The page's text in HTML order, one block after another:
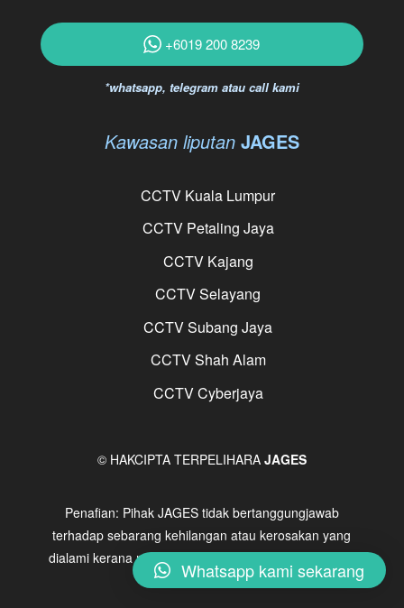
+6019 200 8239
*whatsapp, telegram atau call kami
Kawasan liputan JAGES
CCTV Kuala Lumpur
CCTV Petaling Jaya
CCTV Kajang
CCTV Selayang
CCTV Subang Jaya
CCTV Shah Alam
CCTV Cyberjaya
© HAKCIPTA TERPELIHARA JAGES
Penafian: Pihak JAGES tidak bertanggungjawab
terhadap sebarang kehilangan atau kerosakan yang
dialami kerana menggunakan maklumat dalam laman
ini.
Whatsapp kami sekarang